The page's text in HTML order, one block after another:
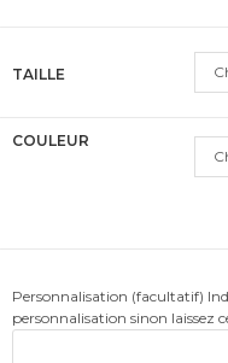
TAILLE
COULEUR
Personnalisation (facultatif)
personnalisation sinon laissez